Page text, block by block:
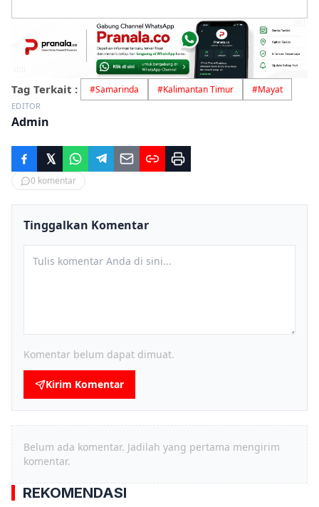
Tag Terkait : #Samarinda #Kalimantan Timur #Mayat
EDITOR
Admin
0 komentar
Tinggalkan Komentar
Komentar belum dapat dimuat.
Kirim Komentar
Belum ada komentar. Jadilah yang pertama mengirim
komentar.
REKOMENDASI